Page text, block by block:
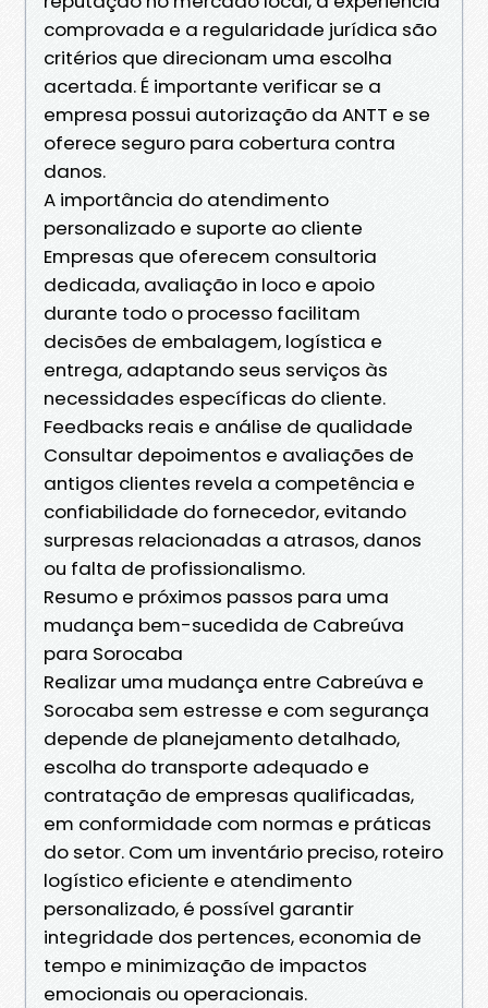
comprovada e a regularidade jurídica são
critérios que direcionam uma escolha
acertada. É importante verificar se a
empresa possui autorização da ANTT e se
oferece seguro para cobertura contra
danos.
A importância do atendimento
personalizado e suporte ao cliente
Empresas que oferecem consultoria
dedicada, avaliação in loco e apoio
durante todo o processo facilitam
decisões de embalagem, logística e
entrega, adaptando seus serviços às
necessidades específicas do cliente.
Feedbacks reais e análise de qualidade
Consultar depoimentos e avaliações de
antigos clientes revela a competência e
confiabilidade do fornecedor, evitando
surpresas relacionadas a atrasos, danos
ou falta de profissionalismo.
Resumo e próximos passos para uma
mudança bem-sucedida de Cabreúva
para Sorocaba
Realizar uma mudança entre Cabreúva e
Sorocaba sem estresse e com segurança
depende de planejamento detalhado,
escolha do transporte adequado e
contratação de empresas qualificadas,
em conformidade com normas e práticas
do setor. Com um inventário preciso, roteiro
logístico eficiente e atendimento
personalizado, é possível garantir
integridade dos pertences, economia de
tempo e minimização de impactos
emocionais ou operacionais.